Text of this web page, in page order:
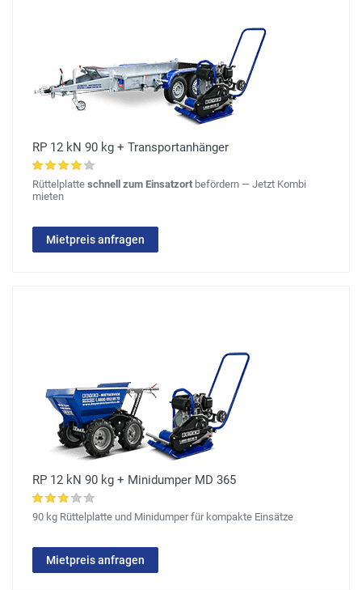
RP 12 kN 90 kg + Transportanhänger
Rüttelplatte schnell zum Einsatzort befördern — Jetzt Kombi
mieten
Mietpreis anfragen
RP 12 kN 90 kg + Minidumper MD 365
90 kg Rüttelplatte und Minidumper für kompakte Einsätze
Mietpreis anfragen